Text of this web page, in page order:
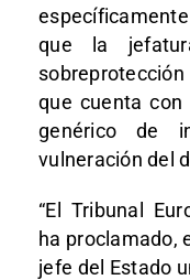
que la
que cuenta
genérico de
vulneración del
“El Tribunal
ha proclamado,
jefe del Estado